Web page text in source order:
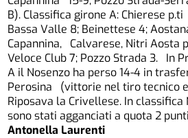
B). Classifica girone A: Chierese p.ti
Bassa Valle 8; Beinettese 4;
Capannina, Calvarese, Nitri Aosta
Veloce Club 7; Pozzo Strada 3. In
A il Nosenzo ha perso 14-4 in
Perosina (vittorie nel tiro tecnico
Riposava la Crivellese. In
sono stati agganciati a quota 2
Antonella Laurenti